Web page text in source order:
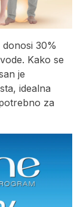
donosi 30%
Kako se
je
idealna
za